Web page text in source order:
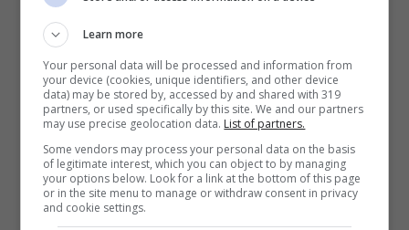
UPAS, la verità sul corpo di Assane (Credits: screenshot
RaiPlay) – ot11ot2.it
Grazie all’interessamento di Damiano, la
polizia dà seguito alle segnalazioni di
Michele ed iniziano le ricerche del corpo di
Assane;l’esito è incredibile e dovrebbe
portare una svolta per tutte le indagini, anche
se Silvia e Rossella sono piuttosto
Learn more
Your personal data will be processed and information from
your device (cookies, unique identifiers, and other device
data) may be stored by, accessed by and shared with 319
partners, or used specifically by this site. We and our partners
may use precise geolocation data. List of partners.
Some vendors may process your personal data on the basis
of legitimate interest, which you can object to by managing
your options below. Look for a link at the bottom of this page
or in the site menu to manage or withdraw consent in privacy
and cookie settings.